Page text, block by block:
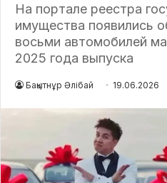
На портале реестра
имущества появились
восьми автомобилей
2025 года выпуска
Бақытнұр Әлібай 19.06.2026